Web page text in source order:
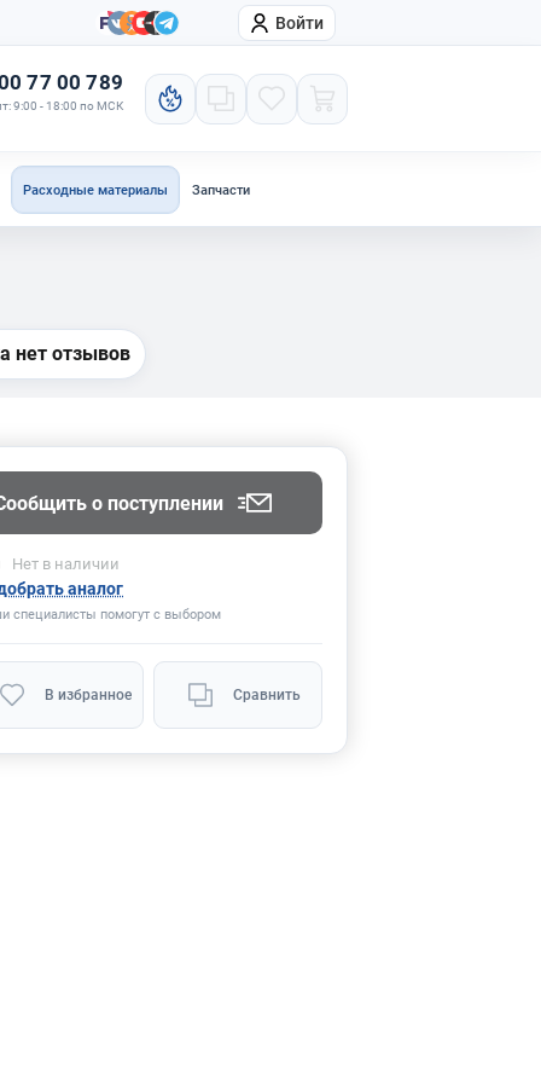
Компания Войти
77 00 789
9:00 - 18:00 по МСК
Расходные материалы Запчасти
нет отзывов
о поступлении
Нет в наличии
аналог
специалисты помогут с выбором
В избранное Сравнить